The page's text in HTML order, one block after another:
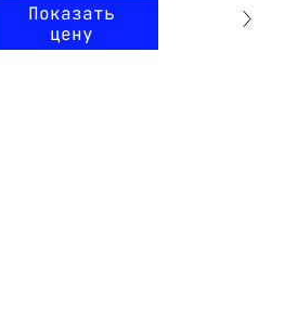
Показать
цену